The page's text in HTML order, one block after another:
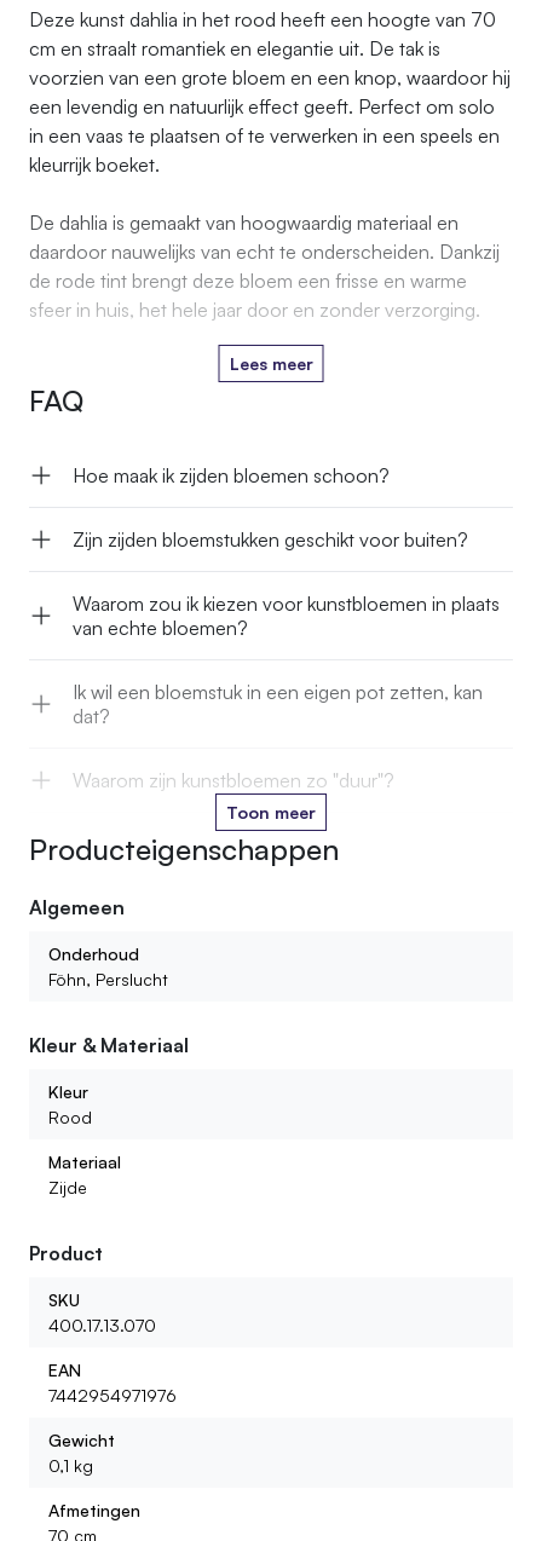
Deze kunst dahlia in het rood heeft een hoogte van 70
cm en straalt romantiek en elegantie uit. De tak is
voorzien van een grote bloem en een knop, waardoor hij
een levendig en natuurlijk effect geeft. Perfect om solo
in een vaas te plaatsen of te verwerken in een speels en
kleurrijk boeket.
De dahlia is gemaakt van hoogwaardig materiaal en
daardoor nauwelijks van echt te onderscheiden. Dankzij
de rode tint brengt deze bloem een frisse en warme
sfeer in huis, het hele jaar door en zonder verzorging.
Lees meer
FAQ
Hoe maak ik zijden bloemen schoon?
Zijn zijden bloemstukken geschikt voor buiten?
Waarom zou ik kiezen voor kunstbloemen in plaats
van echte bloemen?
Ik wil een bloemstuk in een eigen pot zetten, kan
dat?
Waarom zijn kunstbloemen zo "duur"?
Kan je kunstbloemen in het water zetten?
Hoe lang gaan jullie kunstbloemen mee?
Kan ik ook kant en klare boeketten of bloemstukken
bestellen?
Wat voor kunstbloemen kan ik bij jullie vinden?
Toon meer
Producteigenschappen
Algemeen
Onderhoud
Föhn, Perslucht
Kleur & Materiaal
Kleur
Rood
Materiaal
Zijde
Product
SKU
400.17.13.070
EAN
7442954971976
Gewicht
0,1 kg
Afmetingen
70 cm